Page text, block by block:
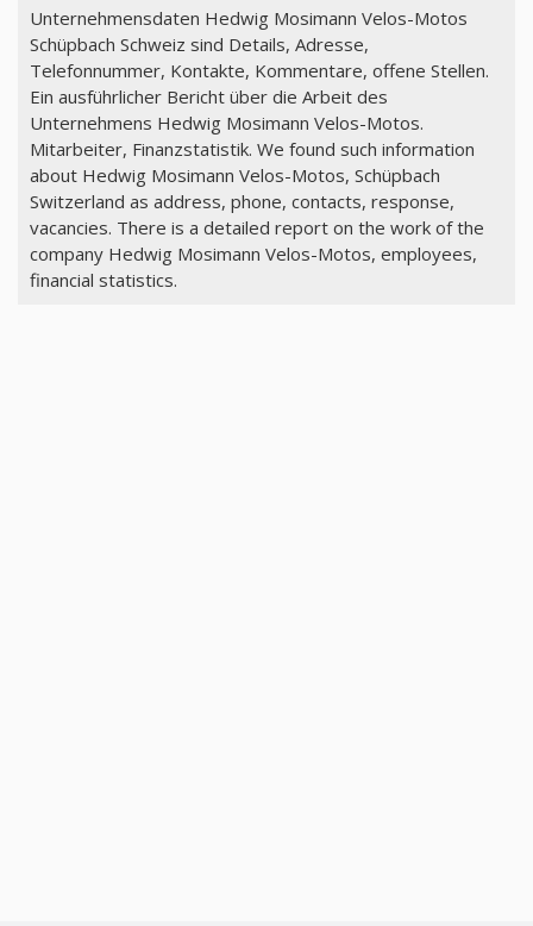
Unternehmensdaten Hedwig Mosimann Velos-Motos
Schüpbach Schweiz sind Details, Adresse,
Telefonnummer, Kontakte, Kommentare, offene Stellen.
Ein ausführlicher Bericht über die Arbeit des
Unternehmens Hedwig Mosimann Velos-Motos.
Mitarbeiter, Finanzstatistik. We found such information
about Hedwig Mosimann Velos-Motos, Schüpbach
Switzerland as address, phone, contacts, response,
vacancies. There is a detailed report on the work of the
company Hedwig Mosimann Velos-Motos, employees,
financial statistics.